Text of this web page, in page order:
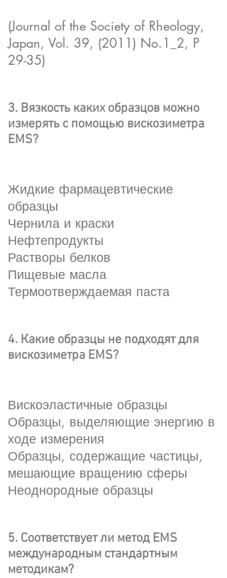
(Journal of the Society of Rheology,
Japan, Vol. 39, (2011) No.1_2, P
29-35)
3. Вязкость каких образцов можно
измерять с помощью вискозиметра
EMS?
Жидкие фармацевтические
образцы
Чернила и краски
Нефтепродукты
Растворы белков
Пищевые масла
Термоотверждаемая паста
4. Какие образцы не подходят для
вискозиметра EMS?
Вискоэластичные образцы
Образцы, выделяющие энергию в
ходе измерения
Образцы, содержащие частицы,
мешающие вращению сферы
Неоднородные образцы
5. Соответствует ли метод EMS
международным стандартным
методикам?